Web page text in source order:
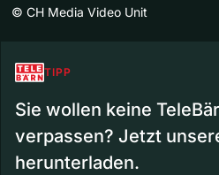
© CH Media Video Unit
TIPP
Sie wollen keine
verpassen? Jetzt
herunterladen.